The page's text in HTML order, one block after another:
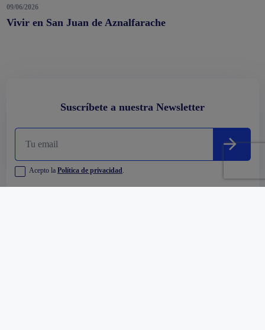
09/06/2026
Vivir en San Juan de Aznalfarache
Suscríbete a nuestra Newsletter
Acepto la Política de privacidad